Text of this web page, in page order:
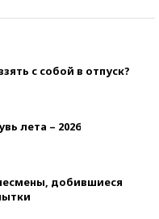
с собой в отпуск?
лета – 2026
добившиеся